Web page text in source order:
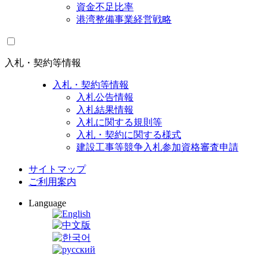
資金不足比率
港湾整備事業経営戦略
入札・契約等情報
入札・契約等情報
入札公告情報
入札結果情報
入札に関する規則等
入札・契約に関する様式
建設工事等競争入札参加資格審査申請
サイトマップ
ご利用案内
Language